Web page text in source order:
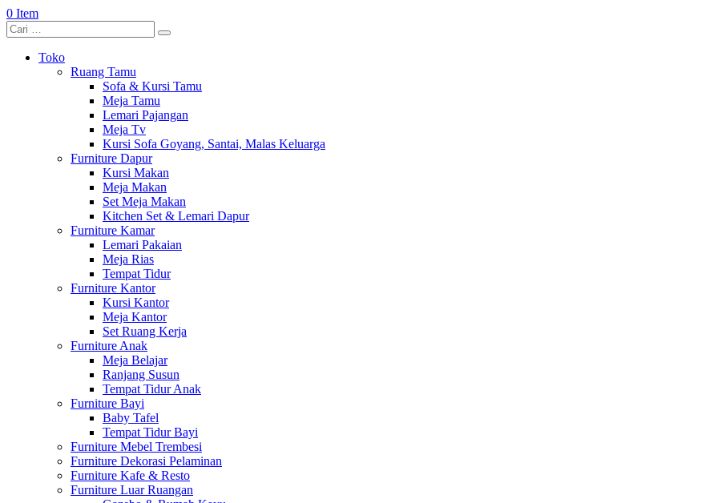
0 Item
Toko
Ruang Tamu
Sofa & Kursi Tamu
Meja Tamu
Lemari Pajangan
Meja Tv
Kursi Sofa Goyang, Santai, Malas Keluarga
Furniture Dapur
Kursi Makan
Meja Makan
Set Meja Makan
Kitchen Set & Lemari Dapur
Furniture Kamar
Lemari Pakaian
Meja Rias
Tempat Tidur
Furniture Kantor
Kursi Kantor
Meja Kantor
Set Ruang Kerja
Furniture Anak
Meja Belajar
Ranjang Susun
Tempat Tidur Anak
Furniture Bayi
Baby Tafel
Tempat Tidur Bayi
Furniture Mebel Trembesi
Furniture Dekorasi Pelaminan
Furniture Kafe & Resto
Furniture Luar Ruangan